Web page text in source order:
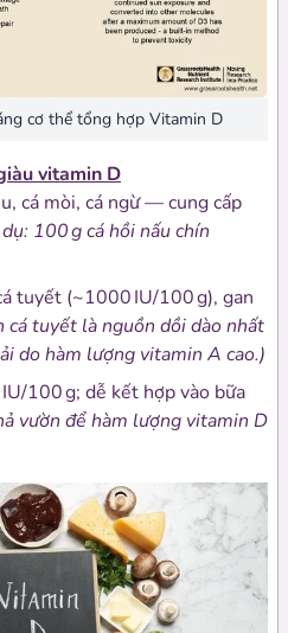
cơ thể tổng hợp Vitamin D
vitamin D
cá mòi, cá ngừ — cung cấp
100 g cá hồi nấu chín
tuyết (~1000 IU/100 g), gan
cá tuyết là nguồn dồi dào nhất
do hàm lượng vitamin A cao.)
100 g; dễ kết hợp vào bữa
vườn để hàm lượng vitamin D